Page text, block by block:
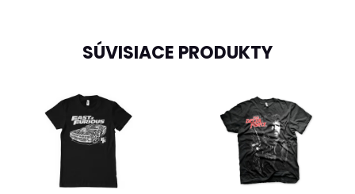
SÚVISIACE PRODUKTY